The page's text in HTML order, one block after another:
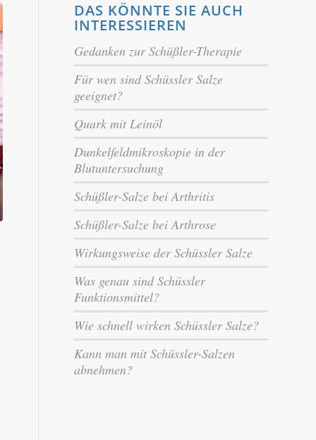
DAS KÖNNTE SIE AUCH
INTERESSIEREN
Gedanken zur Schüßler-Therapie
Für wen sind Schüssler Salze
geeignet?
Quark mit Leinöl
Dunkelfeldmikroskopie in der
Blutuntersuchung
Schüßler-Salze bei Arthritis
Schüßler-Salze bei Arthrose
Wirkungsweise der Schüssler Salze
Was genau sind Schüssler
Funktionsmittel?
Wie schnell wirken Schüssler Salze?
Kann man mit Schüssler-Salzen
abnehmen?